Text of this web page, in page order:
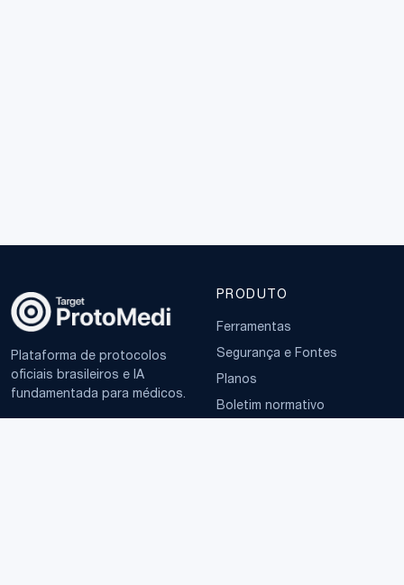
Plataforma de protocolos
oficiais brasileiros e IA
fundamentada para médicos.
PRODUTO
Ferramentas
Segurança e Fontes
Planos
Boletim normativo